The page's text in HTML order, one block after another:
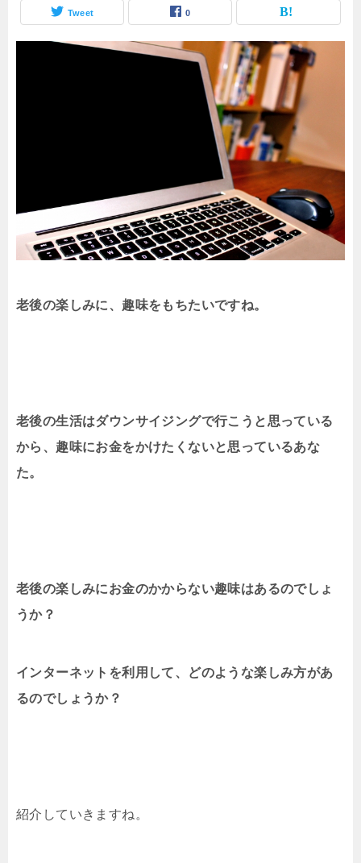
Tweet 0
老後の楽しみに、 趣味をもちたいですね。
老後の生活はダウンサイジングで行こうと思っている
から、趣味にお金をかけたくないと思っているあな
た。
老後の楽しみにお金のかからない趣味はあるのでしょ
うか？
インターネットを利用して、どのような楽しみ方があ
るのでしょうか？
紹介していきますね。